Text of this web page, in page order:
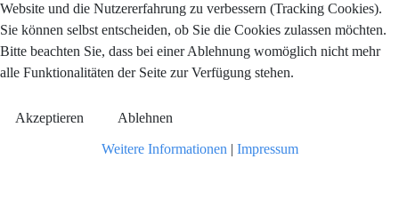
Website und die Nutzererfahrung zu verbessern (Tracking Cookies).
Sie können selbst entscheiden, ob Sie die Cookies zulassen möchten.
Bitte beachten Sie, dass bei einer Ablehnung womöglich nicht mehr
alle Funktionalitäten der Seite zur Verfügung stehen.
Akzeptieren Ablehnen
Weitere Informationen | Impressum